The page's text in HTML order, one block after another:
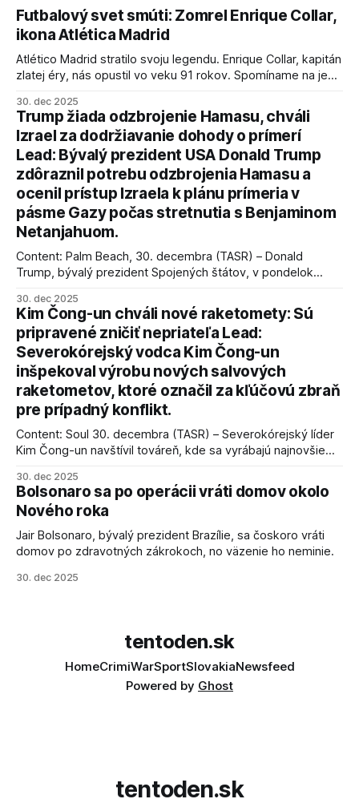
Futbalový svet smúti: Zomrel Enrique Collar,
ikona Atlética Madrid
Atlético Madrid stratilo svoju legendu. Enrique Collar, kapitán
zlatej éry, nás opustil vo veku 91 rokov. Spomíname na jeho
30. dec 2025
Trump žiada odzbrojenie Hamasu, chváli
Izrael za dodržiavanie dohody o prímerí
Lead: Bývalý prezident USA Donald Trump
zdôraznil potrebu odzbrojenia Hamasu a
ocenil prístup Izraela k plánu prímeria v
pásme Gazy počas stretnutia s Benjaminom
Netanjahuom.
Content: Palm Beach, 30. decembra (TASR) – Donald
Trump, bývalý prezident Spojených štátov, v pondelok
kľúčové pre úspešné dosiahnutie prímeria v Gaze. Agentúra
AFP informuje, že Trump vyjadril presvedčenie, že Izrael plní
podmienky dohody o prí
30. dec 2025
Kim Čong-un chváli nové raketomety: Sú
pripravené zničiť nepriateľa Lead:
Severokórejský vodca Kim Čong-un
inšpekoval výrobu nových salvových
raketometov, ktoré označil za kľúčovú zbraň
pre prípadný konflikt.
Content: Soul 30. decembra (TASR) – Severokórejský líder
Kim Čong-un navštívil továreň, kde sa vyrábajú najnovšie
schopnosti. Informovali o tom štátne médiá KĽDR, na ktoré
sa odvoláva agentúra AFP.
30. dec 2025
Bolsonaro sa po operácii vráti domov okolo
Nového roka
Jair Bolsonaro, bývalý prezident Brazílie, sa čoskoro vráti
domov po zdravotných zákrokoch, no väzenie ho neminie.
30. dec 2025
tentoden.sk
HomeCrimiWarSportSlovakiaNewsfeed
Powered by Ghost
tentoden.sk